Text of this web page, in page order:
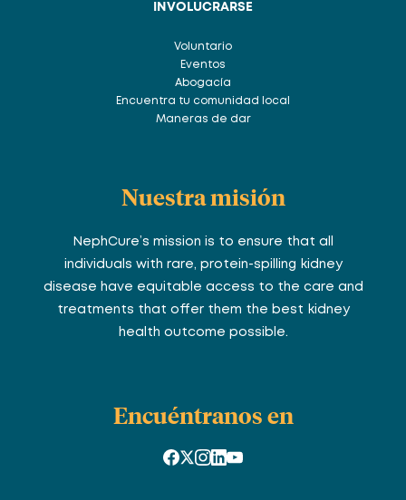
INVOLUCRARSE
Voluntario
Eventos
Abogacía
Encuentra tu comunidad local
Maneras de dar
Nuestra misión
NephCure’s mission is to ensure that all
individuals with rare, protein-spilling kidney
disease have equitable access to the care and
treatments that offer them the best kidney
health outcome possible.
Encuéntranos en